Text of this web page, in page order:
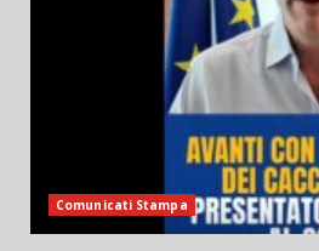
Comunicati Stampa